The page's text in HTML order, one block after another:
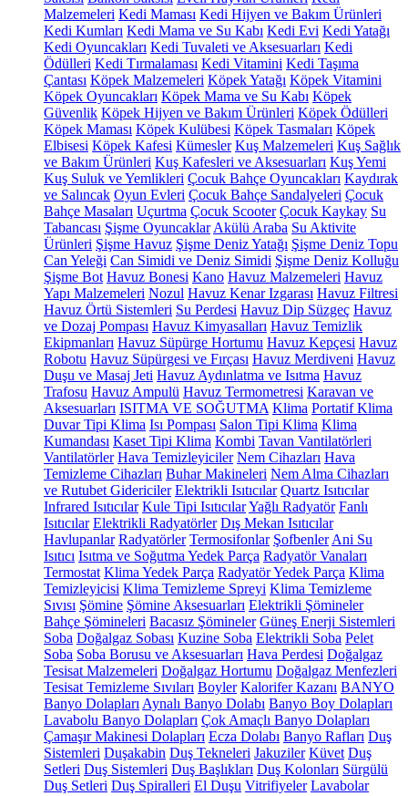
Malzemeleri Kedi Maması Kedi Hijyen ve Bakım Ürünleri
Kedi Kumları Kedi Mama ve Su Kabı Kedi Evi Kedi Yatağı
Kedi Oyuncakları Kedi Tuvaleti ve Aksesuarları Kedi
Ödülleri Kedi Tırmalaması Kedi Vitamini Kedi Taşıma
Çantası Köpek Malzemeleri Köpek Yatağı Köpek Vitamini
Köpek Oyuncakları Köpek Mama ve Su Kabı Köpek
Güvenlik Köpek Hijyen ve Bakım Ürünleri Köpek Ödülleri
Köpek Maması Köpek Kulübesi Köpek Tasmaları Köpek
Elbisesi Köpek Kafesi Kümesler Kuş Malzemeleri Kuş Sağlık
ve Bakım Ürünleri Kuş Kafesleri ve Aksesuarları Kuş Yemi
Kuş Suluk ve Yemlikleri Çocuk Bahçe Oyuncakları Kaydırak
ve Salıncak Oyun Evleri Çocuk Bahçe Sandalyeleri Çocuk
Bahçe Masaları Uçurtma Çocuk Scooter Çocuk Kaykay Su
Tabancası Şişme Oyuncaklar Akülü Araba Su Aktivite
Ürünleri Şişme Havuz Şişme Deniz Yatağı Şişme Deniz Topu
Can Yeleği Can Simidi ve Deniz Simidi Şişme Deniz Kolluğu
Şişme Bot Havuz Bonesi Kano Havuz Malzemeleri Havuz
Yapı Malzemeleri Nozul Havuz Kenar Izgarası Havuz Filtresi
Havuz Örtü Sistemleri Su Perdesi Havuz Dip Süzgeç Havuz
ve Dozaj Pompası Havuz Kimyasalları Havuz Temizlik
Ekipmanları Havuz Süpürge Hortumu Havuz Kepçesi Havuz
Robotu Havuz Süpürgesi ve Fırçası Havuz Merdiveni Havuz
Duşu ve Masaj Jeti Havuz Aydınlatma ve Isıtma Havuz
Trafosu Havuz Ampulü Havuz Termometresi Karavan ve
Aksesuarları ISITMA VE SOĞUTMA Klima Portatif Klima
Duvar Tipi Klima Isı Pompası Salon Tipi Klima Klima
Kumandası Kaset Tipi Klima Kombi Tavan Vantilatörleri
Vantilatörler Hava Temizleyiciler Nem Cihazları Hava
Temizleme Cihazları Buhar Makineleri Nem Alma Cihazları
ve Rutubet Gidericiler Elektrikli Isıtıcılar Quartz Isıtıcılar
Infrared Isıtıcılar Kule Tipi IsıtıcılarYağlı Radyatör Fanlı
Isıtıcılar Elektrikli Radyatörler Dış Mekan Isıtıcılar
Havlupanlar Radyatörler Termosifonlar Şofbenler Ani Su
Isıtıcı Isıtma ve Soğutma Yedek Parça Radyatör Vanaları
Termostat Klima Yedek Parça Radyatör Yedek Parça Klima
Temizleyicisi Klima Temizleme Spreyi Klima Temizleme
Sıvısı Şömine Şömine Aksesuarları Elektrikli Şömineler
Bahçe Şömineleri Bacasız Şömineler Güneş Enerji Sistemleri
Soba Doğalgaz Sobası Kuzine Soba Elektrikli Soba Pelet
Soba Soba Borusu ve Aksesuarları Hava Perdesi Doğalgaz
Tesisat Malzemeleri Doğalgaz Hortumu Doğalgaz Menfezleri
Tesisat Temizleme Sıvıları Boyler Kalorifer Kazanı BANYO
Banyo Dolapları Aynalı Banyo Dolabı Banyo Boy Dolapları
Lavabolu Banyo Dolapları Çok Amaçlı Banyo Dolapları
Çamaşır Makinesi Dolapları Ecza Dolabı Banyo Rafları Duş
Sistemleri Duşakabin Duş Tekneleri Jakuziler Küvet Duş
Setleri Duş Sistemleri Duş Başlıkları Duş Kolonları Sürgülü
Duş Setleri Duş Spiralleri El Duşu Vitrifiyeler Lavabolar